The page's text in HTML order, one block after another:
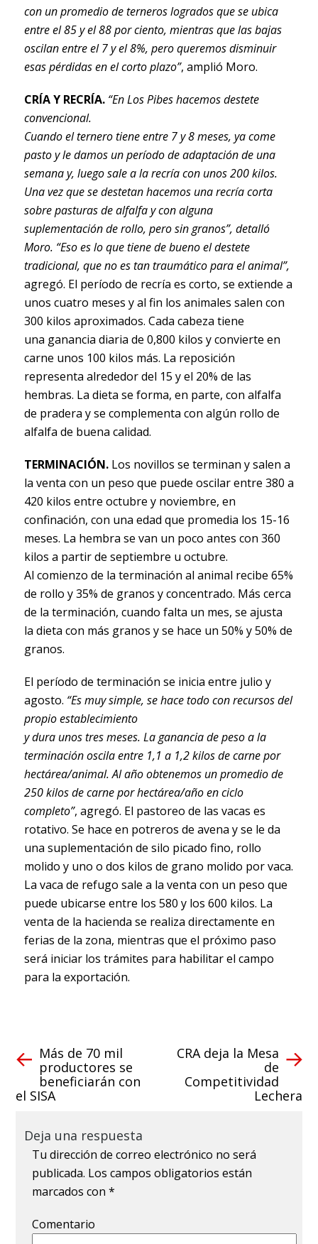
con un promedio de terneros logrados que se ubica
entre el 85 y el 88 por ciento, mientras que las bajas
oscilan entre el 7 y el 8%, pero queremos disminuir
esas pérdidas en el corto plazo”, amplió Moro.
CRÍA Y RECRÍA. “En Los Pibes hacemos destete
convencional.
Cuando el ternero tiene entre 7 y 8 meses, ya come
pasto y le damos un período de adaptación de una
semana y, luego sale a la recría con unos 200 kilos.
Una vez que se destetan hacemos una recría corta
sobre pasturas de alfalfa y con alguna
suplementación de rollo, pero sin granos”, detalló
Moro. “Eso es lo que tiene de bueno el destete
tradicional, que no es tan traumático para el animal”,
agregó. El período de recría es corto, se extiende a
unos cuatro meses y al fin los animales salen con
300 kilos aproximados. Cada cabeza tiene
una ganancia diaria de 0,800 kilos y convierte en
carne unos 100 kilos más. La reposición
representa alrededor del 15 y el 20% de las
hembras. La dieta se forma, en parte, con alfalfa
de pradera y se complementa con algún rollo de
alfalfa de buena calidad.
TERMINACIÓN.Los novillos se terminan y salen a
la venta con un peso que puede oscilar entre 380 a
420 kilos entre octubre y noviembre, en
confinación, con una edad que promedia los 15-16
meses. La hembra se van un poco antes con 360
kilos a partir de septiembre u octubre.
Al comienzo de la terminación al animal recibe 65%
de rollo y 35% de granos y concentrado. Más cerca
de la terminación, cuando falta un mes, se ajusta
la dieta con más granos y se hace un 50% y 50% de
granos.
El período de terminación se inicia entre julio y
agosto. “Es muy simple, se hace todo con recursos del
propio establecimiento
y dura unos tres meses. La ganancia de peso a la
terminación oscila entre 1,1 a 1,2 kilos de carne por
hectárea/animal. Al año obtenemos un promedio de
250 kilos de carne por hectárea/año en ciclo
completo”, agregó. El pastoreo de las vacas es
rotativo. Se hace en potreros de avena y se le da
una suplementación de silo picado fino, rollo
molido y uno o dos kilos de grano molido por vaca.
La vaca de refugo sale a la venta con un peso que
puede ubicarse entre los 580 y los 600 kilos. La
venta de la hacienda se realiza directamente en
ferias de la zona, mientras que el próximo paso
será iniciar los trámites para habilitar el campo
para la exportación.
Más de 70 mil
productores se
beneficiarán con
el SISA
CRA deja la Mesa
de
Competitividad
Lechera
Deja una respuesta
Tu dirección de correo electrónico no será
publicada. Los campos obligatorios están
marcados con*
Comentario